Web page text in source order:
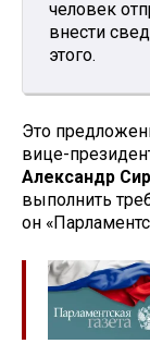
человек
внести
этого.
Это
вице-
Александр
выполнить
он